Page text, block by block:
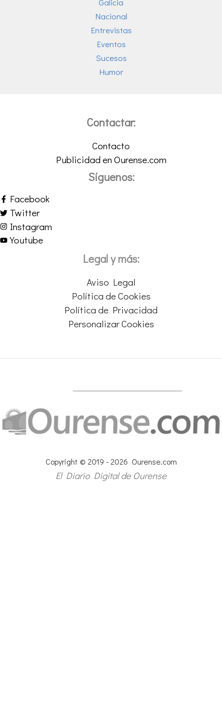
Galicia
Nacional
Entrevistas
Eventos
Sucesos
Humor
Contactar:
Contacto
Publicidad en Ourense.com
Síguenos:
Facebook
Twitter
Instagram
Youtube
Legal y más:
Aviso Legal
Política de Cookies
Política de Privacidad
Personalizar Cookies
Copyright © 2019 - 2026 Ourense.com
El Diario Digital de Ourense